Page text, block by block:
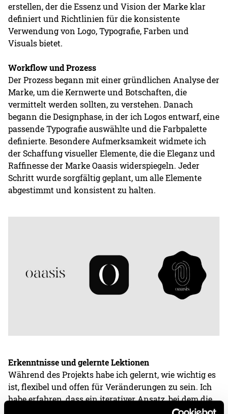
erstellen, der die Essenz und Vision der Marke klar
definiert und Richtlinien für die konsistente
Verwendung von Logo, Typografie, Farben und
Visuals bietet.
Workflow und Prozess
Der Prozess begann mit einer gründlichen Analyse der
Marke, um die Kernwerte und Botschaften, die
vermittelt werden sollten, zu verstehen. Danach
begann die Designphase, in der ich Logos entwarf, eine
passende Typografie auswählte und die Farbpalette
definierte. Besondere Aufmerksamkeit widmete ich
der Schaffung visueller Elemente, die die Eleganz und
Raffinesse der Marke Oaasis widerspiegeln. Jeder
Schritt wurde sorgfältig geplant, um alle Elemente
abgestimmt und konsistent zu halten.
Erkenntnisse und gelernte Lektionen
Während des Projekts habe ich gelernt, wie wichtig es
ist, flexibel und offen für Veränderungen zu sein. Ich
habe erfahren, dass ein iterativer Ansatz, bei dem die
Arbeit regelmässig überprüft und überarbeitet wird,